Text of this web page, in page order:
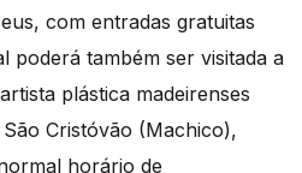
com entradas gratuitas
poderá também ser visitada a
plástica madeirenses
Cristóvão (Machico),
horário de